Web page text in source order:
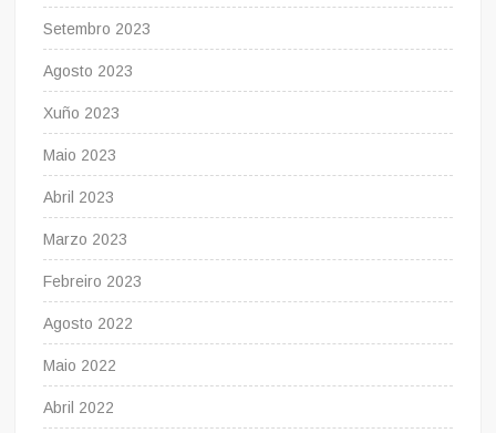
Setembro 2023
Agosto 2023
Xuño 2023
Maio 2023
Abril 2023
Marzo 2023
Febreiro 2023
Agosto 2022
Maio 2022
Abril 2022